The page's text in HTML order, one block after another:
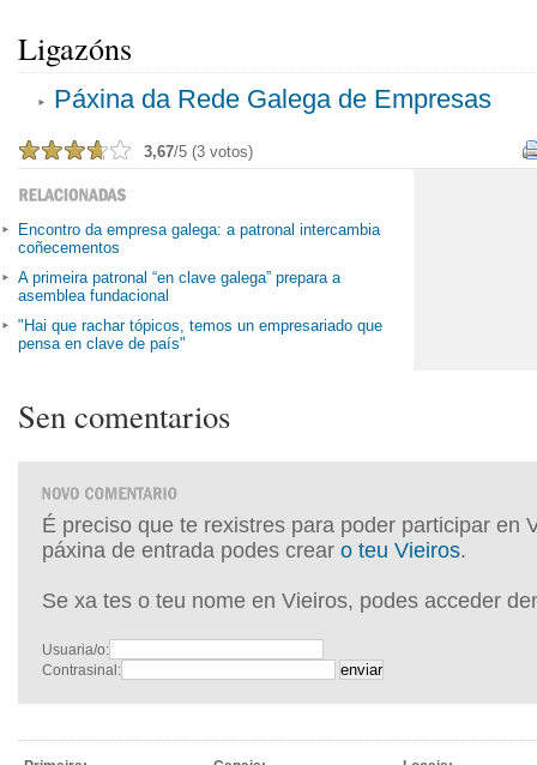
Ligazóns
Páxina da Rede Galega de Empresas
3,67/5 (3 votos)
Encontro da empresa galega: a patronal intercambia
coñecementos
A primeira patronal “en clave galega” prepara a
asemblea fundacional
"Hai que rachar tópicos, temos un empresariado que
pensa en clave de país"
Sen comentarios
É preciso que te rexistres para poder participar en
páxina de entrada podes crear o teu Vieiros.
Se xa tes o teu nome en Vieiros, podes acceder
Usuaria/o:
Contrasinal: